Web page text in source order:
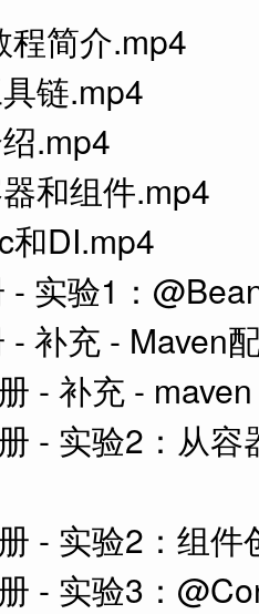
程简介.mp4
链.mp4
.mp4
和组件.mp4
和DI.mp4
- 实验1：
- 补充 - Maven
- 补充 -
- 实验2：从
- 实验2：组
- 实验3：